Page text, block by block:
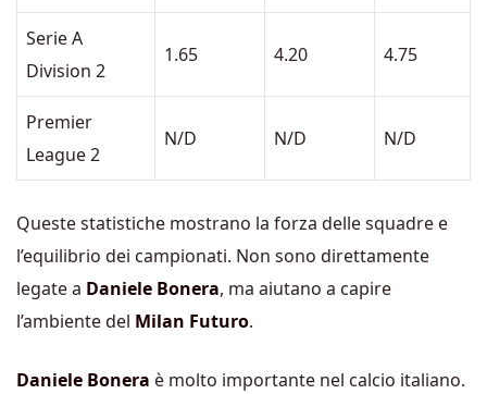
Serie A
Division 2
1.65 4.20 4.75
Premier
League 2
N/D N/D N/D
Queste statistiche mostrano la forza delle squadre e
l’equilibrio dei campionati. Non sono direttamente
legate a Daniele Bonera, ma aiutano a capire
l’ambiente del Milan Futuro.
Daniele Bonera è molto importante nel calcio italiano.